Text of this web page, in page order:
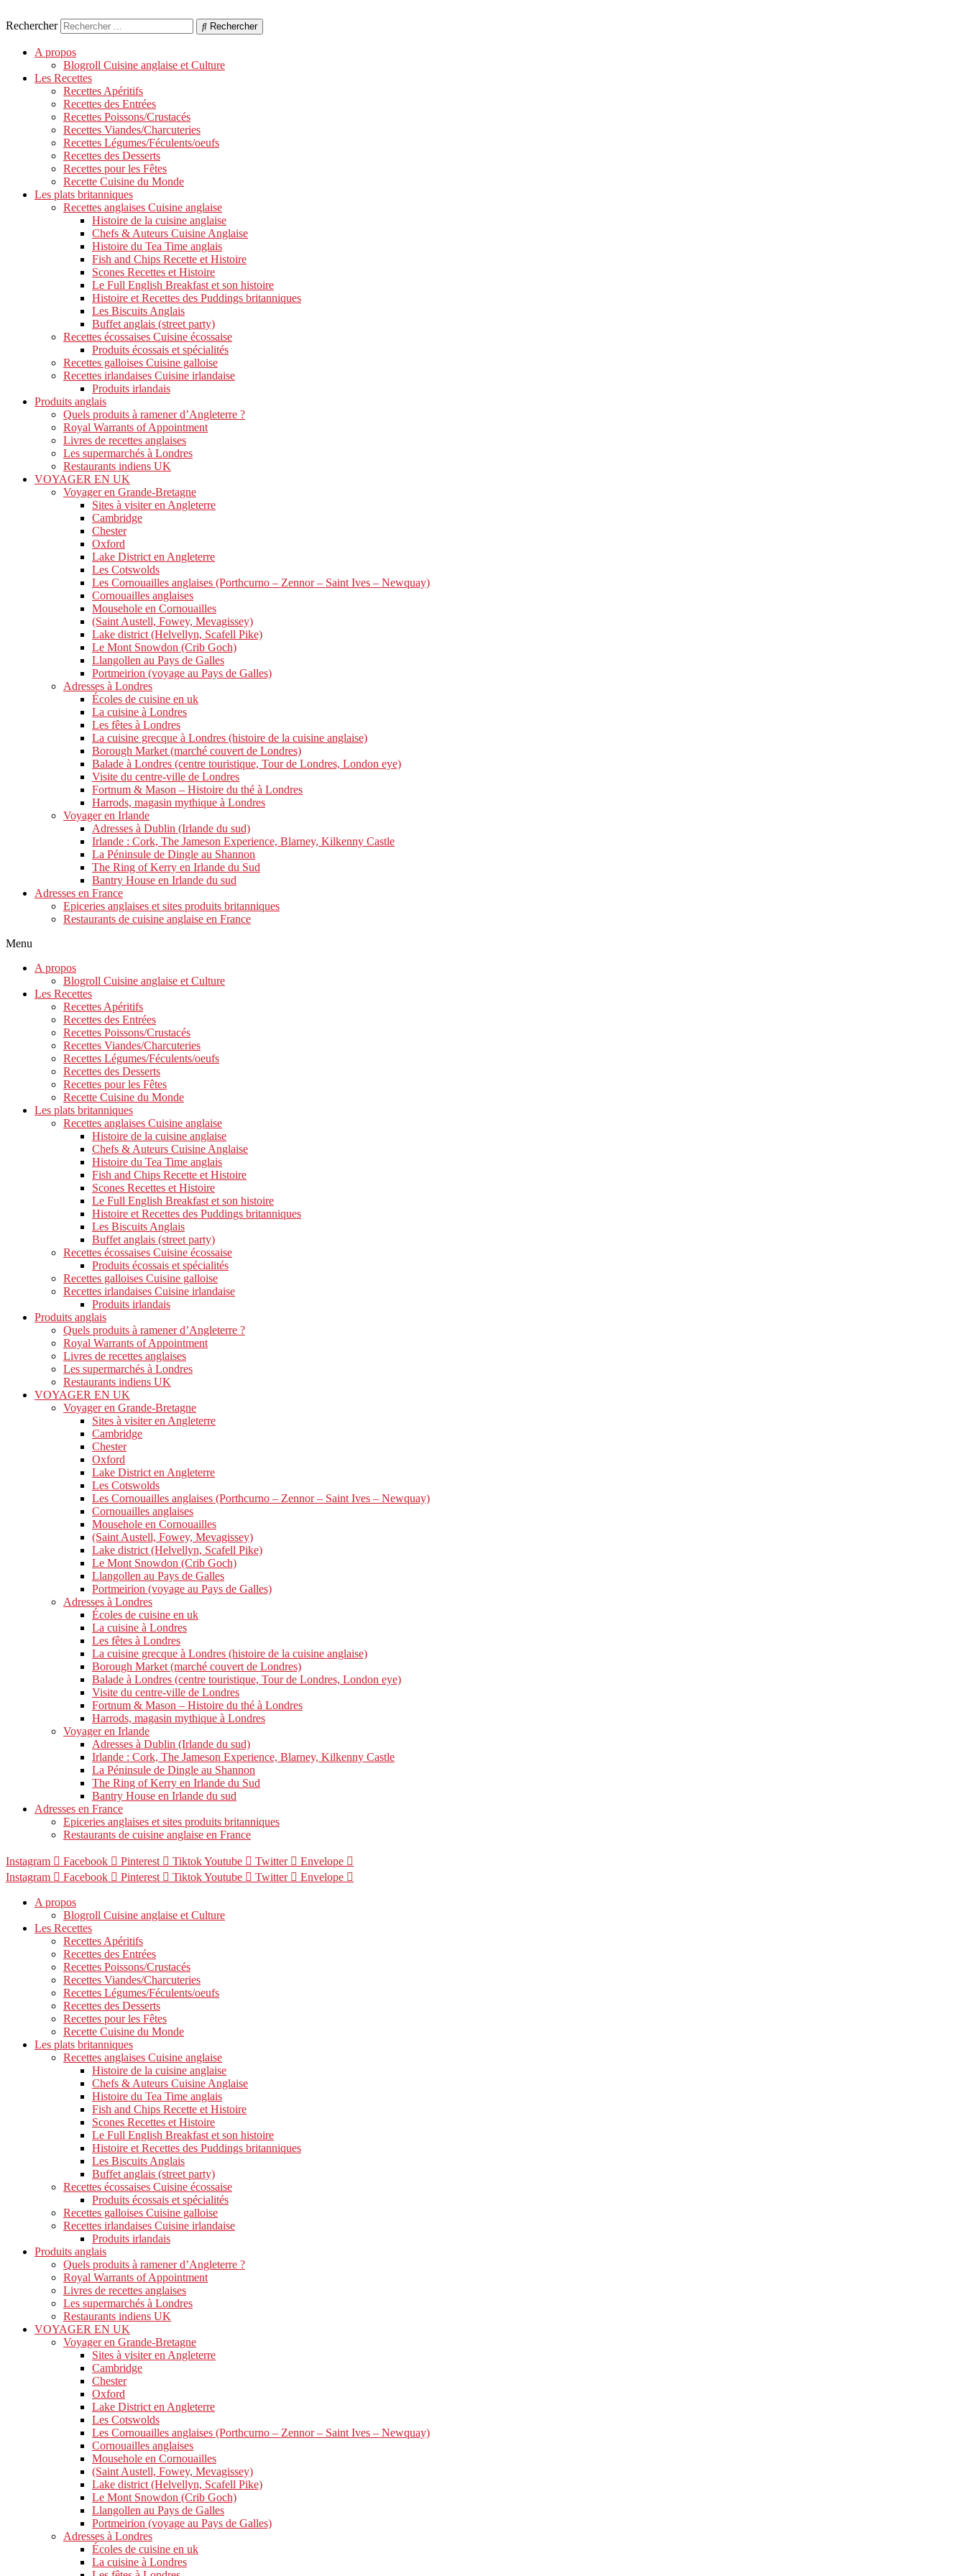
Rechercher Rechercher
A propos
Blogroll Cuisine anglaise et Culture
Les Recettes
Recettes Apéritifs
Recettes des Entrées
Recettes Poissons/Crustacés
Recettes Viandes/Charcuteries
Recettes Légumes/Féculents/oeufs
Recettes des Desserts
Recettes pour les Fêtes
Recette Cuisine du Monde
Les plats britanniques
Recettes anglaises Cuisine anglaise
Histoire de la cuisine anglaise
Chefs & Auteurs Cuisine Anglaise
Histoire du Tea Time anglais
Fish and Chips Recette et Histoire
Scones Recettes et Histoire
Le Full English Breakfast et son histoire
Histoire et Recettes des Puddings britanniques
Les Biscuits Anglais
Buffet anglais (street party)
Recettes écossaises Cuisine écossaise
Produits écossais et spécialités
Recettes galloises Cuisine galloise
Recettes irlandaises Cuisine irlandaise
Produits irlandais
Produits anglais
Quels produits à ramener d’Angleterre ?
Royal Warrants of Appointment
Livres de recettes anglaises
Les supermarchés à Londres
Restaurants indiens UK
VOYAGER EN UK
Voyager en Grande-Bretagne
Sites à visiter en Angleterre
Cambridge
Chester
Oxford
Lake District en Angleterre
Les Cotswolds
Les Cornouailles anglaises (Porthcurno – Zennor – Saint Ives – Newquay)
Cornouailles anglaises
Mousehole en Cornouailles
(Saint Austell, Fowey, Mevagissey)
Lake district (Helvellyn, Scafell Pike)
Le Mont Snowdon (Crib Goch)
Llangollen au Pays de Galles
Portmeirion (voyage au Pays de Galles)
Adresses à Londres
Écoles de cuisine en uk
La cuisine à Londres
Les fêtes à Londres
La cuisine grecque à Londres (histoire de la cuisine anglaise)
Borough Market (marché couvert de Londres)
Balade à Londres (centre touristique, Tour de Londres, London eye)
Visite du centre-ville de Londres
Fortnum & Mason – Histoire du thé à Londres
Harrods, magasin mythique à Londres
Voyager en Irlande
Adresses à Dublin (Irlande du sud)
Irlande : Cork, The Jameson Experience, Blarney, Kilkenny Castle
La Péninsule de Dingle au Shannon
The Ring of Kerry en Irlande du Sud
Bantry House en Irlande du sud
Adresses en France
Epiceries anglaises et sites produits britanniques
Restaurants de cuisine anglaise en France
Menu
A propos
Blogroll Cuisine anglaise et Culture
Les Recettes
Recettes Apéritifs
Recettes des Entrées
Recettes Poissons/Crustacés
Recettes Viandes/Charcuteries
Recettes Légumes/Féculents/oeufs
Recettes des Desserts
Recettes pour les Fêtes
Recette Cuisine du Monde
Les plats britanniques
Recettes anglaises Cuisine anglaise
Histoire de la cuisine anglaise
Chefs & Auteurs Cuisine Anglaise
Histoire du Tea Time anglais
Fish and Chips Recette et Histoire
Scones Recettes et Histoire
Le Full English Breakfast et son histoire
Histoire et Recettes des Puddings britanniques
Les Biscuits Anglais
Buffet anglais (street party)
Recettes écossaises Cuisine écossaise
Produits écossais et spécialités
Recettes galloises Cuisine galloise
Recettes irlandaises Cuisine irlandaise
Produits irlandais
Produits anglais
Quels produits à ramener d’Angleterre ?
Royal Warrants of Appointment
Livres de recettes anglaises
Les supermarchés à Londres
Restaurants indiens UK
VOYAGER EN UK
Voyager en Grande-Bretagne
Sites à visiter en Angleterre
Cambridge
Chester
Oxford
Lake District en Angleterre
Les Cotswolds
Les Cornouailles anglaises (Porthcurno – Zennor – Saint Ives – Newquay)
Cornouailles anglaises
Mousehole en Cornouailles
(Saint Austell, Fowey, Mevagissey)
Lake district (Helvellyn, Scafell Pike)
Le Mont Snowdon (Crib Goch)
Llangollen au Pays de Galles
Portmeirion (voyage au Pays de Galles)
Adresses à Londres
Écoles de cuisine en uk
La cuisine à Londres
Les fêtes à Londres
La cuisine grecque à Londres (histoire de la cuisine anglaise)
Borough Market (marché couvert de Londres)
Balade à Londres (centre touristique, Tour de Londres, London eye)
Visite du centre-ville de Londres
Fortnum & Mason – Histoire du thé à Londres
Harrods, magasin mythique à Londres
Voyager en Irlande
Adresses à Dublin (Irlande du sud)
Irlande : Cork, The Jameson Experience, Blarney, Kilkenny Castle
La Péninsule de Dingle au Shannon
The Ring of Kerry en Irlande du Sud
Bantry House en Irlande du sud
Adresses en France
Epiceries anglaises et sites produits britanniques
Restaurants de cuisine anglaise en France
Instagram Facebook Pinterest TiktokYoutube Twitter
Envelope
Instagram
Facebook Pinterest TiktokYoutube Twitter Envelope
A propos
Blogroll Cuisine anglaise et Culture
Les Recettes
Recettes Apéritifs
Recettes des Entrées
Recettes Poissons/Crustacés
Recettes Viandes/Charcuteries
Recettes Légumes/Féculents/oeufs
Recettes des Desserts
Recettes pour les Fêtes
Recette Cuisine du Monde
Les plats britanniques
Recettes anglaises Cuisine anglaise
Histoire de la cuisine anglaise
Chefs & Auteurs Cuisine Anglaise
Histoire du Tea Time anglais
Fish and Chips Recette et Histoire
Scones Recettes et Histoire
Le Full English Breakfast et son histoire
Histoire et Recettes des Puddings britanniques
Les Biscuits Anglais
Buffet anglais (street party)
Recettes écossaises Cuisine écossaise
Produits écossais et spécialités
Recettes galloises Cuisine galloise
Recettes irlandaises Cuisine irlandaise
Produits irlandais
Produits anglais
Quels produits à ramener d’Angleterre ?
Royal Warrants of Appointment
Livres de recettes anglaises
Les supermarchés à Londres
Restaurants indiens UK
VOYAGER EN UK
Voyager en Grande-Bretagne
Sites à visiter en Angleterre
Cambridge
Chester
Oxford
Lake District en Angleterre
Les Cotswolds
Les Cornouailles anglaises (Porthcurno – Zennor – Saint Ives – Newquay)
Cornouailles anglaises
Mousehole en Cornouailles
(Saint Austell, Fowey, Mevagissey)
Lake district (Helvellyn, Scafell Pike)
Le Mont Snowdon (Crib Goch)
Llangollen au Pays de Galles
Portmeirion (voyage au Pays de Galles)
Adresses à Londres
Écoles de cuisine en uk
La cuisine à Londres